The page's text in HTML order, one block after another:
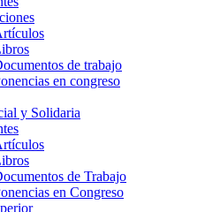
de trabajo
en congreso
y Solidaria
de Trabajo
en Congreso